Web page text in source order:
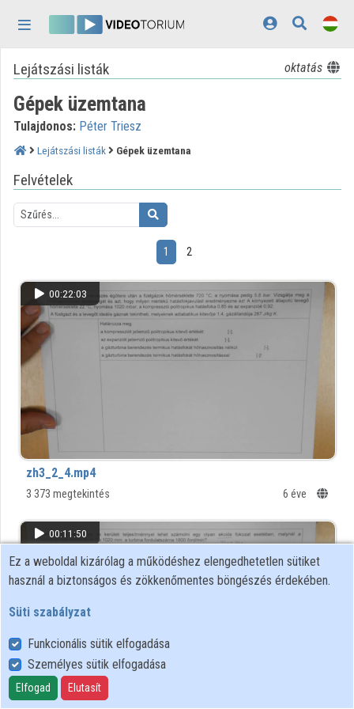
Kezdőlap
Bejelentkezés
Felfedezés
Lejátszási listák
Megjelenés:világos
Lejátszási listák oktatás
Gépek üzemtana
Tulajdonos: Péter Triesz
Lejátszási listák Gépek üzemtana
Felvételek
1 2
00:22:03
zh3_2_4.mp4
3 373 megtekintés 6 éve
00:11:50
Ez a weboldal kizárólag a működéshez elengedhetetlen sütiket
használ a biztonságos és zökkenőmentes böngészés érdekében.
Süti szabályzat
Funkcionális sütik elfogadása
Személyes sütik elfogadása
Elfogad Elutasít